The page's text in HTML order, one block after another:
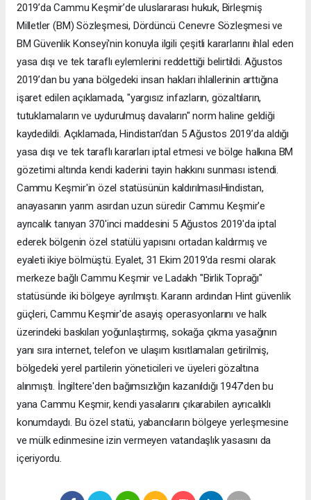
2019’da Cammu Keşmir’de uluslararası hukuk, Birleşmiş
Milletler (BM) Sözleşmesi, Dördüncü Cenevre Sözleşmesi ve
BM Güvenlik Konseyi'nin konuyla ilgili çeşitli kararlarını ihlal eden
yasa dışı ve tek taraflı eylemlerini reddettiği belirtildi. Ağustos
2019’dan bu yana bölgedeki insan hakları ihlallerinin arttığına
işaret edilen açıklamada, "yargısız infazların, gözaltıların,
tutuklamaların ve uydurulmuş davaların" norm haline geldiği
kaydedildi. Açıklamada, Hindistan’dan 5 Ağustos 2019’da aldığı
yasa dışı ve tek taraflı kararları iptal etmesi ve bölge halkına BM
gözetimi altında kendi kaderini tayin hakkını sunması istendi.
Cammu Keşmir'in özel statüsünün kaldırılmasıHindistan,
anayasanın yarım asırdan uzun süredir Cammu Keşmir'e
ayrıcalık tanıyan 370'inci maddesini 5 Ağustos 2019'da iptal
ederek bölgenin özel statülü yapısını ortadan kaldırmış ve
eyaleti ikiye bölmüştü. Eyalet, 31 Ekim 2019'da resmi olarak
merkeze bağlı Cammu Keşmir ve Ladakh "Birlik Toprağı"
statüsünde iki bölgeye ayrılmıştı. Kararın ardından Hint güvenlik
güçleri, Cammu Keşmir'de asayiş operasyonlarını ve halk
üzerindeki baskıları yoğunlaştırmış, sokağa çıkma yasağının
yanı sıra internet, telefon ve ulaşım kısıtlamaları getirilmiş,
bölgedeki yerel partilerin yöneticileri ve üyeleri gözaltına
alınmıştı. İngiltere'den bağımsızlığın kazanıldığı 1947'den bu
yana Cammu Keşmir, kendi yasalarını çıkarabilen ayrıcalıklı
konumdaydı. Bu özel statü, yabancıların bölgeye yerleşmesine
ve mülk edinmesine izin vermeyen vatandaşlık yasasını da
içeriyordu.